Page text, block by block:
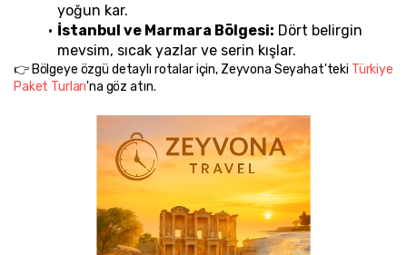
yoğun kar.
İstanbul ve Marmara Bölgesi: Dört belirgin
mevsim, sıcak yazlar ve serin kışlar.
👉 Bölgeye özgü detaylı rotalar için, Zeyvona Seyahat'teki Türkiye
Paket Turları'na göz atın.